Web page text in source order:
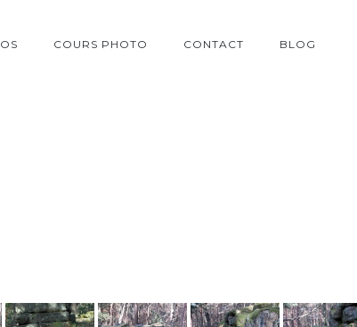
COURS PHOTO CONTACT BLOG